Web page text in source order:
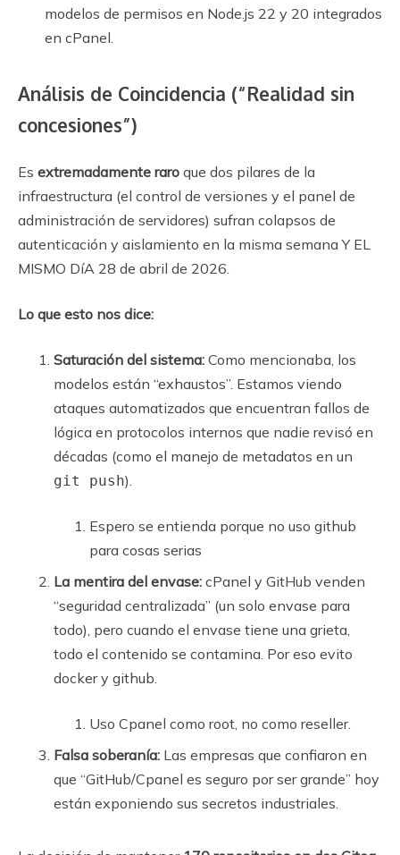
modelos de permisos en Node.js 22 y 20 integrados
en cPanel.
Análisis de Coincidencia (“Realidad sin
concesiones”)
Es extremadamente raro que dos pilares de la
infraestructura (el control de versiones y el panel de
administración de servidores) sufran colapsos de
autenticación y aislamiento en la misma semana Y EL
MISMO DíA 28 de abril de 2026.
Lo que esto nos dice:
Saturación del sistema: Como mencionaba, los
modelos están “exhaustos”. Estamos viendo
ataques automatizados que encuentran fallos de
lógica en protocolos internos que nadie revisó en
décadas (como el manejo de metadatos en un
git push).
Espero se entienda porque no uso github
para cosas serias
La mentira del envase: cPanel y GitHub venden
“seguridad centralizada” (un solo envase para
todo), pero cuando el envase tiene una grieta,
todo el contenido se contamina. Por eso evito
docker y github.
Uso Cpanel como root, no como reseller.
Falsa soberanía: Las empresas que confiaron en
que “GitHub/Cpanel es seguro por ser grande” hoy
están exponiendo sus secretos industriales.